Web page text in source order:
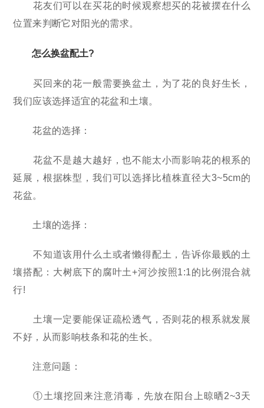
花友们可以在买花的时候观察想买的花被摆在什么
位置来判断它对阳光的需求。
怎么换盆配土?
买回来的花一般需要换盆土，为了花的良好生长，
我们应该选择适宜的花盆和土壤。
花盆的选择：
花盆不是越大越好，也不能太小而影响花的根系的
延展，根据株型，我们可以选择比植株直径大3~5cm的
花盆。
土壤的选择：
不知道该用什么土或者懒得配土，告诉你最贱的土
壤搭配：大树底下的腐叶土+河沙按照1:1的比例混合就
行!
土壤一定要能保证疏松透气，否则花的根系就发展
不好，从而影响枝条和花的生长。
注意问题：
①土壤挖回来注意消毒，先放在阳台上晾晒2~3天